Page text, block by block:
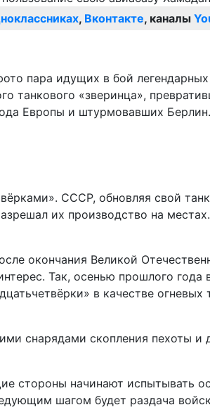
, Вконтакте, каналы
пара идущих в бой
танкового «зверинца»,
Европы и штурмовавших Берлин.
СССР, обновляя свой
их производство на
окончания Великой
Так, осенью прошлого года
в качестве
снарядами скопления пехоты и
стороны начинают испытывать
шагом будет раздача